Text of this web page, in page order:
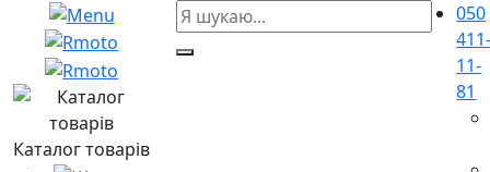
Каталог товарів
050
11-
81